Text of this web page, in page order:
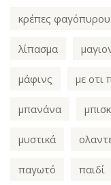
κρέπες φαγόπυρου
λίπασμα
μάφινς με οτι
μπανάνα
μυστικά
παγωτό παιδί